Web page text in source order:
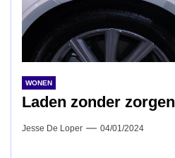
WONEN
Laden zonder zorgen
Jesse De Loper 04/01/2024